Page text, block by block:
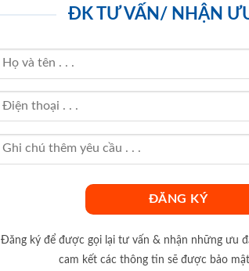
ĐK TƯ VẤN/ NHẬN
Đăng ký để được gọi lại tư vấn & nhận những ưu
cam kết các thông tin sẽ được bảo